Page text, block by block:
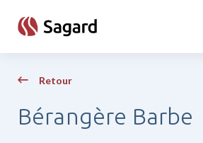
Retour
Bérangère Barbe